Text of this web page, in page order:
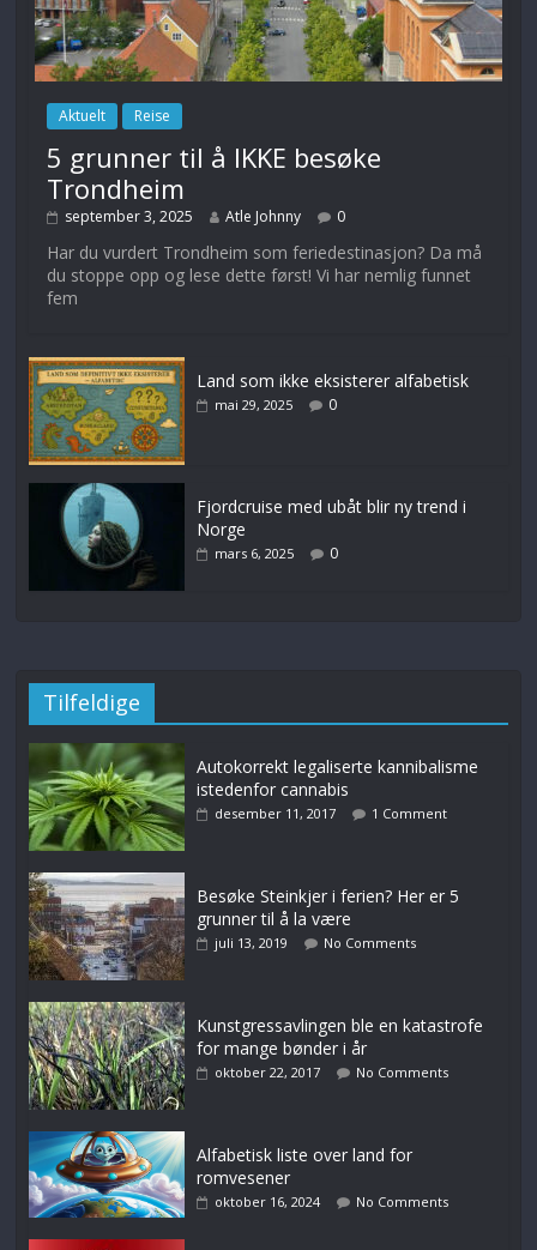
Aktuelt Reise
5 grunner til å IKKE besøke
Trondheim
september 3, 2025 Atle Johnny 0
Har du vurdert Trondheim som feriedestinasjon? Da må
du stoppe opp og lese dette først! Vi har nemlig funnet
fem
Land som ikke eksisterer alfabetisk
mai 29, 2025 0
Fjordcruise med ubåt blir ny trend i
Norge
mars 6, 2025 0
Tilfeldige
Autokorrekt legaliserte kannibalisme
istedenfor cannabis
desember 11, 2017 1 Comment
Besøke Steinkjer i ferien? Her er 5
grunner til å la være
juli 13, 2019 No Comments
Kunstgressavlingen ble en katastrofe
for mange bønder i år
oktober 22, 2017 No Comments
Alfabetisk liste over land for
romvesener
oktober 16, 2024 No Comments